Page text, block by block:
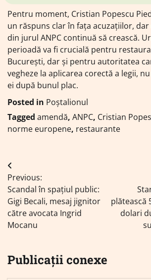
Pentru moment, Cristian Popescu
un răspuns clar în fața acuzațiilor,
din jurul ANPC continuă să crească.
perioadă va fi crucială pentru
București, dar și pentru autoritatea
vegheze la aplicarea corectă a legii,
ei după bunul plac.
Posted in Poștalionul
Tagged amendă, ANPC, Cristian
norme europene, restaurante
Navigare
în
articole
Previous:
Scandal în spațiul public:
Gigi Becali, mesaj jignitor
către avocata Ingrid
Mocanu
plătească
dolari
Publicații conexe